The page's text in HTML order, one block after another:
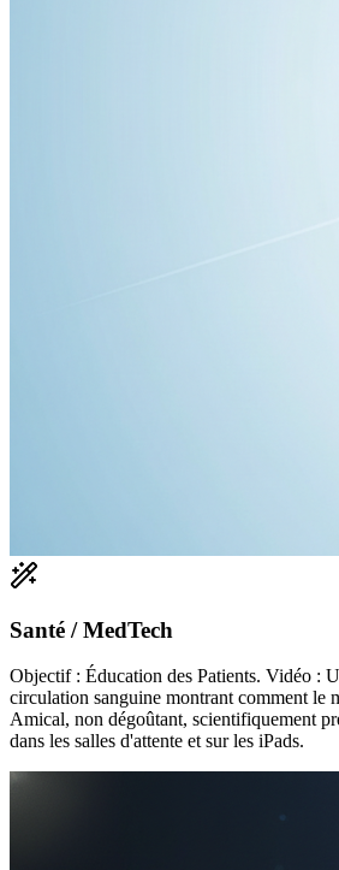
Santé / MedTech
Objectif : Éducation des Patients. Vidéo :
circulation sanguine montrant comment le
Amical, non dégoûtant, scientifiquement
dans les salles d'attente et sur les iPads.